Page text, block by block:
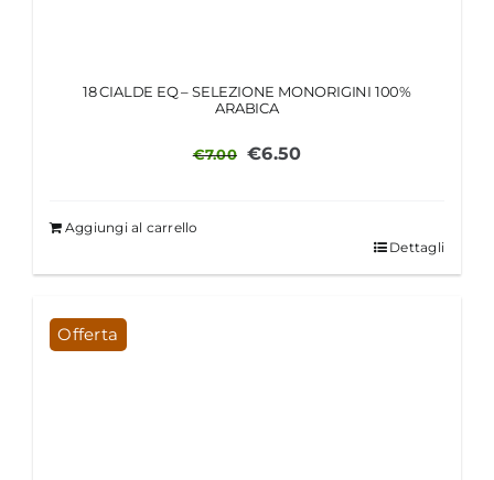
18 CIALDE EQ – SELEZIONE MONORIGINI 100%
ARABICA
€7.00 Il
€7.00.
€6.50Il
€6.50.
Aggiungi al carrello
Dettagli
Offerta